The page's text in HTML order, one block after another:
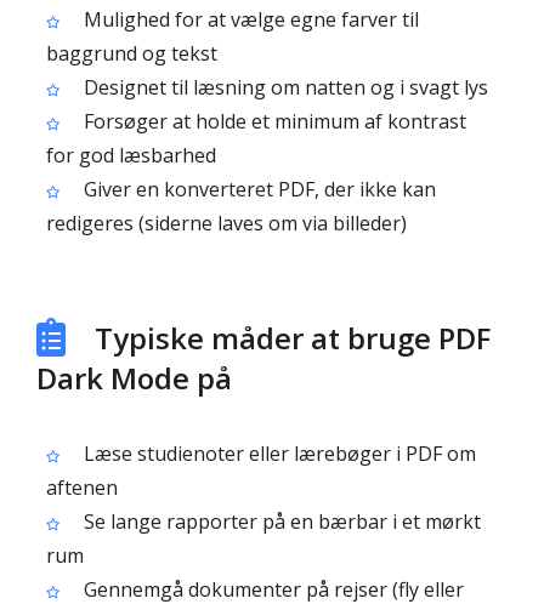
Mulighed for at vælge egne farver til
baggrund og tekst
Designet til læsning om natten og i svagt lys
Forsøger at holde et minimum af kontrast
for god læsbarhed
Giver en konverteret PDF, der ikke kan
redigeres (siderne laves om via billeder)
Typiske måder at bruge PDF
Dark Mode på
Læse studienoter eller lærebøger i PDF om
aftenen
Se lange rapporter på en bærbar i et mørkt
rum
Gennemgå dokumenter på rejser (fly eller